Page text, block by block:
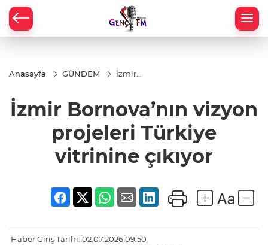
Anasayfa GÜNDEM
İzmir
Türkiye
çıkıyor
İzmir Bornova’nın vizyon
projeleri Türkiye
vitrinine çıkıyor
Haber Giriş Tarihi: 02.07.2026 09:50